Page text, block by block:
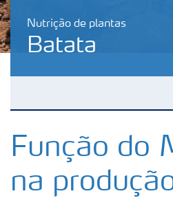
Nutrição de plantas
Batata
Ferramentas
Função do
na